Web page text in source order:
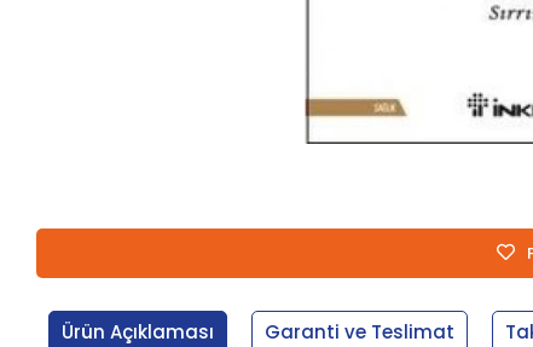
Ürün Açıklaması Garanti ve Teslimat